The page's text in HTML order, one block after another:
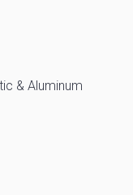
& Aluminum